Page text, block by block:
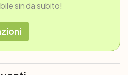
sin da subito!